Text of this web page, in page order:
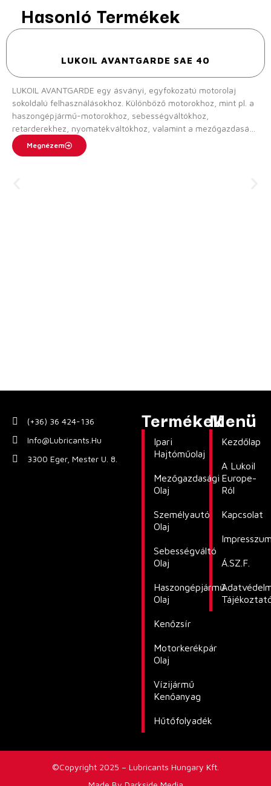
Hasonló Termékek
LUKOIL AVANTGARDE SAE 40
LUKOIL AVANTGARDE egy ásványi, egyfokozatú motorolaj
sokoldalú felhasználásokhoz. Különböző motorokhoz, mint pl. a
haszongépjármű-motorokhoz, sebességváltókhoz,
retarderekhez, nyomatékváltókhoz, valamint a mezőgazdasági
és építőipari gépek hidraulikus rendszereihez alkalmas.
Alkalmas légkompresszorok kenésére is. Alkalmazható
Megnézem
(+36) 36 424-136
Info@lubricants.hu
3300 Eger, Mester U. 8.
Termékek
Ipari
Hajtóműolaj
Mezőgazdasági
Olaj
Személyautó
Olaj
Sebességváltó
Olaj
Haszongépjármű
Olaj
Kenőzsír
Motorkerékpár
Olaj
Vízijármű
Kenőanyag
Hűtőfolyadék
Menü
Kezdőlap
A Lukoil
Europe-
Ról
Kapcsolat
Á.SZ.F.
©Copyright 2025 – Lubricants Hungary Kft.